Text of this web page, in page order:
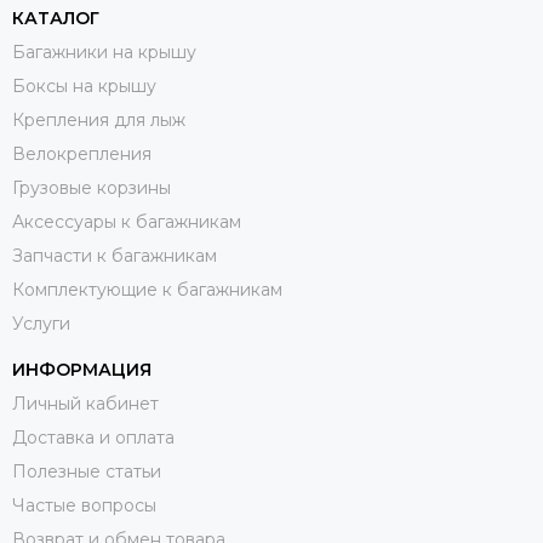
КАТАЛОГ
Багажники на крышу
Боксы на крышу
Крепления для лыж
Велокрепления
Грузовые корзины
Аксессуары к багажникам
Запчасти к багажникам
Комплектующие к багажникам
Услуги
ИНФОРМАЦИЯ
Личный кабинет
Доставка и оплата
Полезные статьи
Частые вопросы